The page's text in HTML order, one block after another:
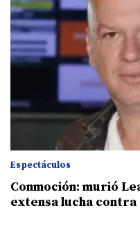
Espectáculos
Conmoción: murió
extensa lucha